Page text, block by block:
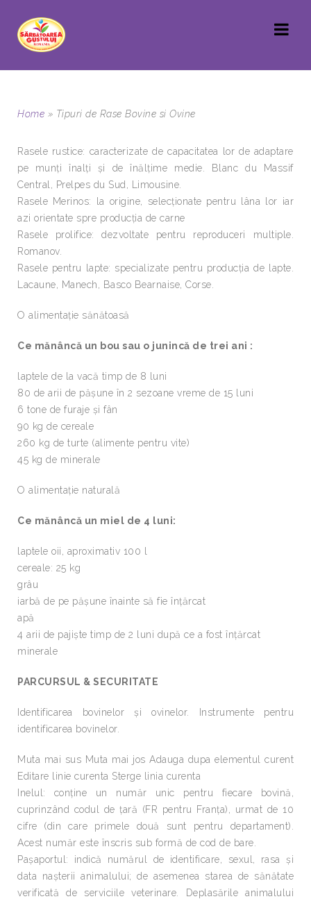
Home » Tipuri de Rase Bovine si Ovine
Rasele rustice: caracterizate de capacitatea lor de adaptare
pe munţi înalţi şi de înălţime medie. Blanc du Massif
Central, Prelpes du Sud, Limousine.
Rasele Merinos: la origine, selecţionate pentru lâna lor iar
azi orientate spre producţia de carne
Rasele prolifice: dezvoltate pentru reproduceri multiple.
Romanov.
Rasele pentru lapte: specializate pentru producţia de lapte.
Lacaune, Manech, Basco Bearnaise, Corse.
O alimentaţie sănătoasă
Ce mănâncă un bou sau o junincă de trei ani :
laptele de la vacă timp de 8 luni
80 de arii de păşune în 2 sezoane vreme de 15 luni
6 tone de furaje şi fân
90 kg de cereale
260 kg de turte (alimente pentru vite)
45 kg de minerale
O alimentaţie naturală
Ce mănâncă un miel de 4 luni:
laptele oii, aproximativ 100 l
cereale: 25 kg
grâu
iarbă de pe păşune înainte să fie înţărcat
apă
4 arii de pajişte timp de 2 luni după ce a fost înţărcat
minerale
PARCURSUL & SECURITATE
Identificarea bovinelor şi ovinelor. Instrumente pentru
identificarea bovinelor.
Muta mai sus Muta mai jos Adauga dupa elementul curent
Editare linie curenta Sterge linia curenta
Inelul: conţine un număr unic pentru fiecare bovină,
cuprinzând codul de ţară (FR pentru Franţa), urmat de 10
cifre (din care primele două sunt pentru departament).
Acest număr este înscris sub formă de cod de bare.
Paşaportul: indică numărul de identificare, sexul, rasa şi
data naşterii animalului; de asemenea starea de sănătate
verificată de serviciile veterinare. Deplasările animalului